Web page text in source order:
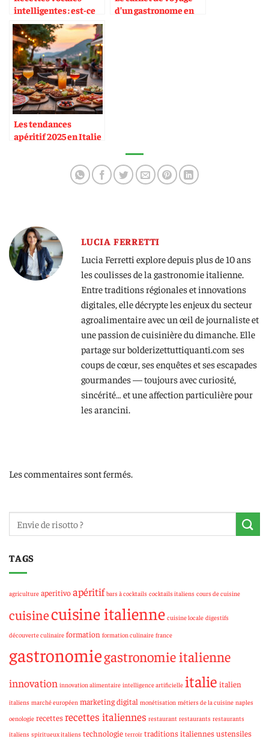
intelligentes : est-ce
vraiment utile ?
d’un gastronome en
Les tendances
apéritif 2025 en Italie
LUCIA FERRETTI
Lucia Ferretti explore depuis plus de 10 ans
les coulisses de la gastronomie italienne.
Entre traditions régionales et innovations
digitales, elle décrypte les enjeux du secteur
agroalimentaire avec un œil de journaliste et
une passion de cuisinière du dimanche. Elle
partage sur bolderizettuttiquanti.com ses
coups de cœur, ses enquêtes et ses escapades
gourmandes — toujours avec curiosité,
sincérité… et une affection particulière pour
les arancini.
Les commentaires sont fermés.
TAGS
agriculture aperitivoapéritif bars à cocktails cocktails italiens cours de cuisine
cuisinecuisine italienne cuisine locale digestifs
découverte culinaire formation formation culinaire france
gastronomiegastronomie italienne
innovation innovation alimentaire intelligence artificielle italie italien
italiens marché européen marketing digital monétisation métiers de la cuisine naples
oenologie recettesrecettes italiennes restaurant restaurants restaurants
italiens spiritueux italiens technologie terroir traditions italiennesustensiles